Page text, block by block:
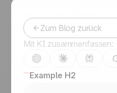
Zum Blog zurück
Mit KI zusammenfassen:
Example H2